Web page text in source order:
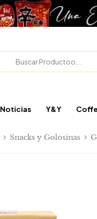
Noticias Y&Y
Snacks y Golosinas